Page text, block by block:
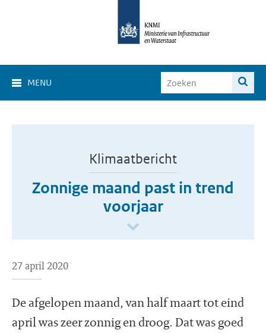
MENU
Klimaatbericht
Zonnige maand past in trend
voorjaar
27 april 2020
De afgelopen maand, van half maart tot eind
april was zeer zonnig en droog. Dat was goed